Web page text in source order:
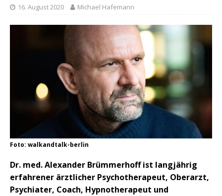
16. August 2020 Michael Hafemann
Foto: walkandtalk-berlin
Dr. med. Alexander Brümmerhoff ist langjährig
erfahrener ärztlicher Psychotherapeut, Oberarzt,
Psychiater, Coach, Hypnotherapeut und